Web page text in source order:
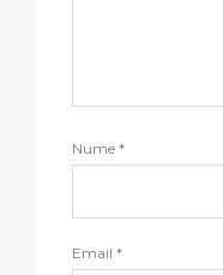
Nume *
Email *